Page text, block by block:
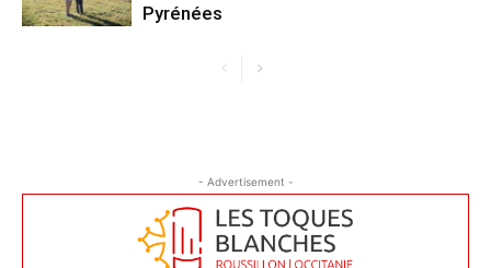
Pyrénées
- Advertisement -